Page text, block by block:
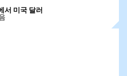
미국 달러